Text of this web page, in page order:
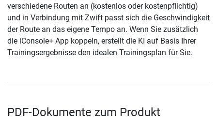
verschiedene Routen an (kostenlos oder kostenpflichtig)
und in Verbindung mit Zwift passt sich die Geschwindigkeit
der Route an das eigene Tempo an. Wenn Sie zusätzlich
die iConsole+ App koppeln, erstellt die KI auf Basis Ihrer
Trainingsergebnisse den idealen Trainingsplan für Sie.
PDF-Dokumente zum Produkt